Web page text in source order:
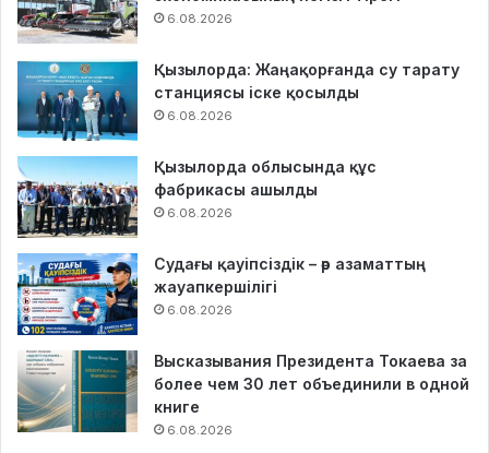
6.08.2026
Қызылорда: Жаңақорғанда су тарату
станциясы іске қосылды
6.08.2026
Қызылорда облысында құс
фабрикасы ашылды
6.08.2026
Судағы қауіпсіздік – әр азаматтың
жауапкершілігі
6.08.2026
Высказывания Президента Токаева за
более чем 30 лет объединили в одной
книге
6.08.2026